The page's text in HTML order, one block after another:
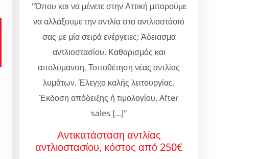
"Όπου και να μένετε στην Αττική μπορούμε
να αλλάξουμε την αντλία στο αντλιοστάσιό
σας με μία σειρά ενέργειες: Άδειασμα
αντλιοστασίου. Καθαρισμός και
απολύμανση. Τοποθέτηση νέας αντλίας
λυμάτων. Έλεγχο καλής λειτουργίας.
Έκδοση απόδειξης ή τιμολογίου. After
sales [...]"
Αντικατάσταση αντλίας
αντλιοστασίου, κόστος από 250€